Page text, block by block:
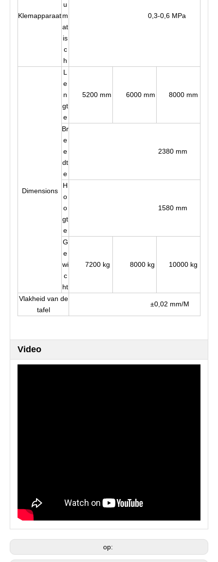
Klemapparaat
u
m
at
is
c
h
0,3-0,6 MPa
Dimensions
L
e
n
gt
e
5200 mm 6000 mm 8000 mm
Br
e
e
dt
e
2380 mm
H
o
o
gt
e
1580 mm
G
e
wi
c
ht
7200 kg 8000 kg 10000 kg
Vlakheid van de
tafel
±0,02 mm/M
Video
op: